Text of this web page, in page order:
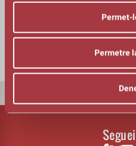
Permet-
Permetre
Set de Màgia
Magic Pol